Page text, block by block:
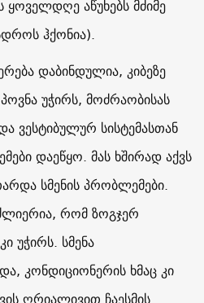
აწუხებს მძიმე
ჰქონია).
დაბინდულია, კიბეზე
უჭირს, მოძრაობისას
ვესტიბულურ სისტემასთან
დაეწყო. მას ხშირად აქვს
სმენის პრობლემები.
რომ ზოგჯერ
უჭირს. სმენა
კონდიციონერის ხმაც კი